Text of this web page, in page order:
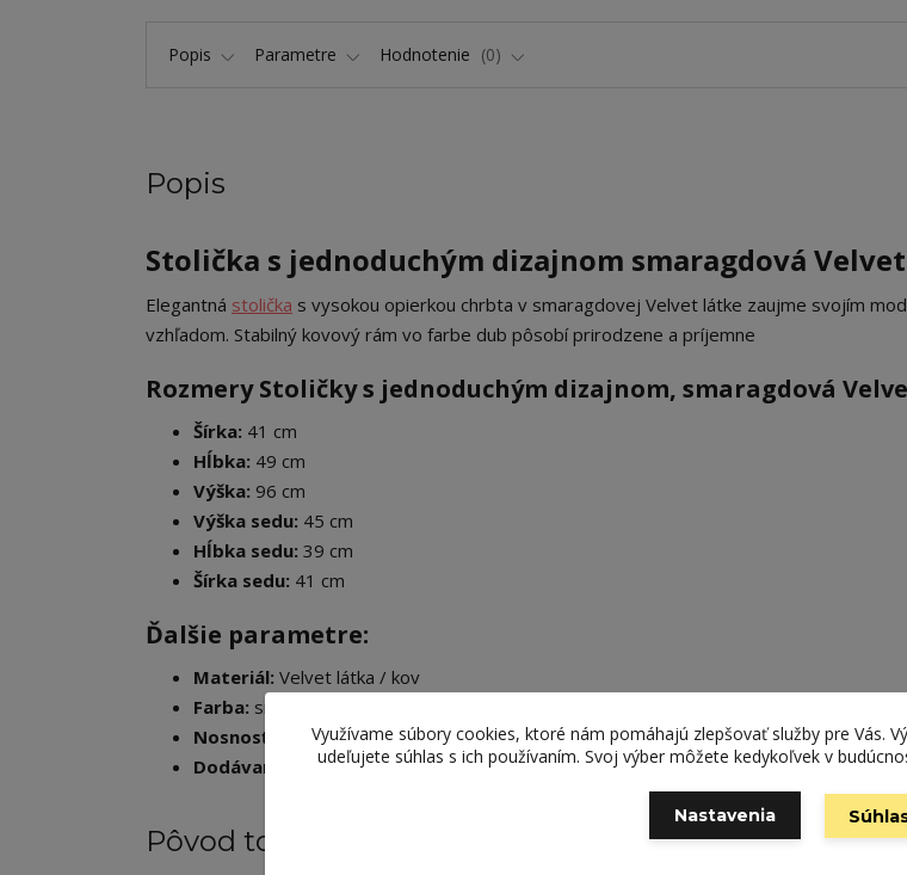
Popis Parametre Hodnotenie 0
Popis
Stolička s jednoduchým dizajnom smaragdová
Elegantná stolička s vysokou opierkou chrbta v smaragdovej Velvet látke zaujme svojím
vzhľadom. Stabilný kovový rám vo farbe dub pôsobí prirodzene a príjemne
Rozmery Stoličky s jednoduchým dizajnom, smaragdová
Šírka: 41 cm
Hĺbka: 49 cm
Výška: 96 cm
Výška sedu: 45 cm
Hĺbka sedu: 39 cm
Šírka sedu: 41 cm
Ďalšie parametre:
Materiál: Velvet látka / kov
Farba: smaragdová / dub
Nosnosť:
90 kg
Dodávaná v demonte
Pôvod tovaru
Využívame súbory cookies, ktoré nám pomáhajú zlepšovať služby pre Vás.
udeľujete súhlas s ich používaním. Svoj výber môžete kedykoľvek v
Nastavenia